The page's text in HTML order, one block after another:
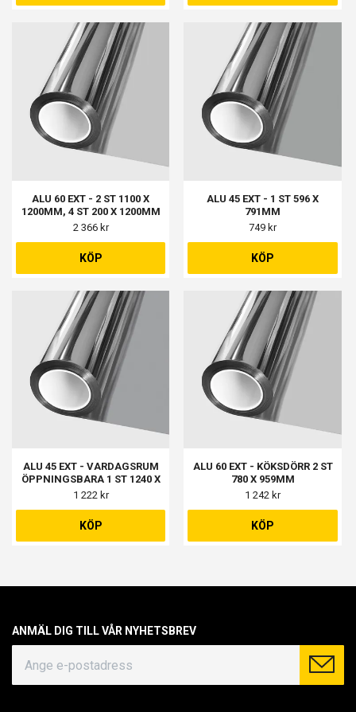
ALU 60 EXT - 2 ST 1100 X
1200MM, 4 ST 200 X 1200MM
2 366 kr
KÖP
ALU 45 EXT - 1 ST 596 X
791MM
749 kr
KÖP
ALU 45 EXT - VARDAGSRUM
ÖPPNINGSBARA 1 ST 1240 X
1990MM
1 222 kr
KÖP
ALU 60 EXT - KÖKSDÖRR 2 ST
780 X 959MM
1 242 kr
KÖP
ANMÄL DIG TILL VÅR NYHETSBREV